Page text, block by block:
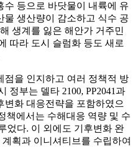
수 등으로 바닷물이 내륙에 유
물 생산량이 감소하고 식수 공
생계를 잃은 해안가 거주민
따라 도시 슬럼화 등도 새로
점을 인지하고 여러 정책적 방
정부는 델타 2100, PP2041과
변화 대응전략을 포함하였으
책에서는 수해대응 역량 및 수
었다. 이 외에도 기후변화 완
획과 이니셔티브를 수립하여